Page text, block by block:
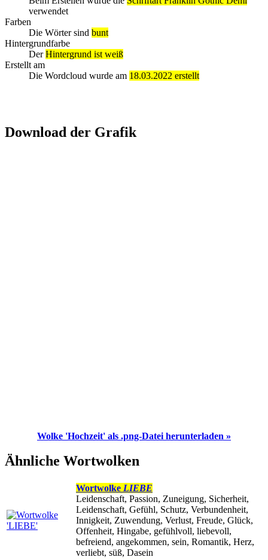
verwendet
Farben
Die Wörter sind bunt
Hintergrundfarbe
DerHintergrund ist weiß
Erstellt am
Die Wordcloud wurde am 18.03.2022 erstellt
Download der Grafik
Wolke 'Hochzeit' als .png-Datei herunterladen »
Ähnliche Wortwolken
Wortwolke LIEBE
Leidenschaft, Passion, Zuneigung, Sicherheit,
Leidenschaft, Gefühl, Schutz, Verbundenheit,
Innigkeit, Zuwendung, Verlust, Freude, Glück,
Offenheit, Hingabe, gefühlvoll, liebevoll,
befreiend, angekommen, sein, Romantik, Herz,
verliebt, süß, Dasein